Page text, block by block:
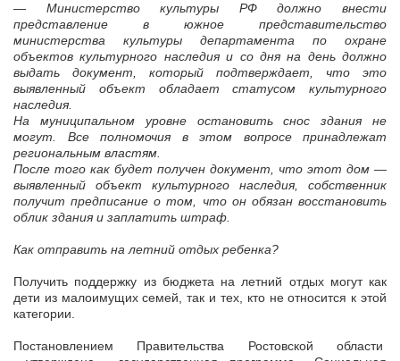
— Министерство культуры РФ должно внести
представление в южное представительство
министерства культуры департамента по охране
объектов культурного наследия и со дня на день должно
выдать документ, который подтверждает, что это
выявленный объект обладает статусом культурного
наследия.
На муниципальном уровне остановить снос здания не
могут. Все полномочия в этом вопросе принадлежат
региональным властям.
После того как будет получен документ, что этот дом —
выявленный объект культурного наследия, собственник
получит предписание о том, что он обязан восстановить
облик здания и заплатить штраф.
Как отправить на летний отдых ребенка?
Получить поддержку из бюджета на летний отдых могут как
дети из малоимущих семей, так и тех, кто не относится к этой
категории.
Постановлением Правительства Ростовской области